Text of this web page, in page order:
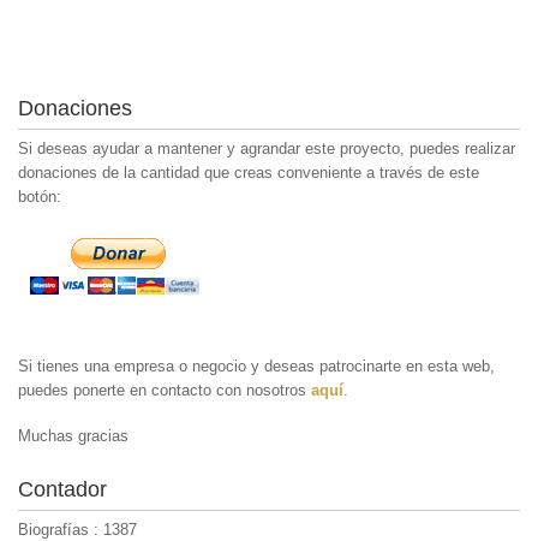
Donaciones
Si deseas ayudar a mantener y agrandar este proyecto, puedes realizar
donaciones de la cantidad que creas conveniente a través de este
botón:
Si tienes una empresa o negocio y deseas patrocinarte en esta web,
puedes ponerte en contacto con nosotros aquí
Muchas gracias
Contador
Biografías : 1387